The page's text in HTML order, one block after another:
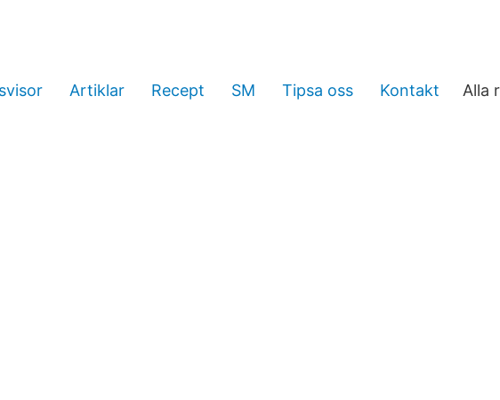
Artiklar Recept SM Tipsa oss Kontakt Alla